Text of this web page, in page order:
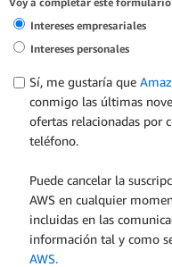
Intereses empresariales
Intereses personales
Sí, me gustaría que
conmigo las últimas
ofertas relacionadas por
teléfono.
Puede cancelar la
AWS en cualquier
incluidas en las
información tal y como
AWS.